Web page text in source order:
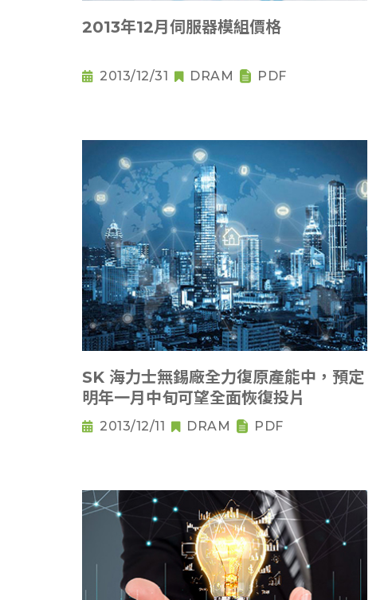
2013年12月伺服器模組價格
2013/12/31 DRAM PDF
SK 海力士無錫廠全力復原產能中，預定
明年一月中旬可望全面恢復投片
2013/12/11 DRAM PDF